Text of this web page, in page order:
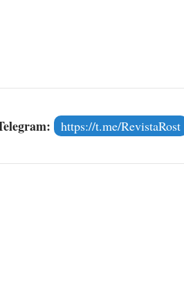
https://t.me/RevistaRost